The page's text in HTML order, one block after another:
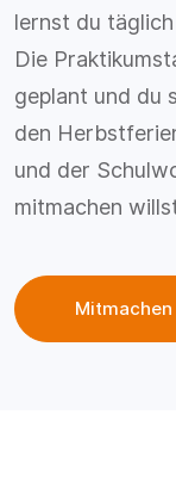
lernst du
Die
geplant und du
den
und der
mitmachen
Mitmachen